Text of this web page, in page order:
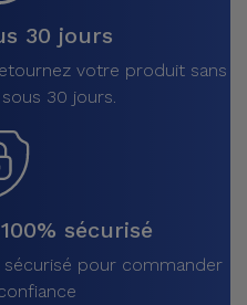
30 jours
votre produit sans
30 jours.
sécurisé
pour commander